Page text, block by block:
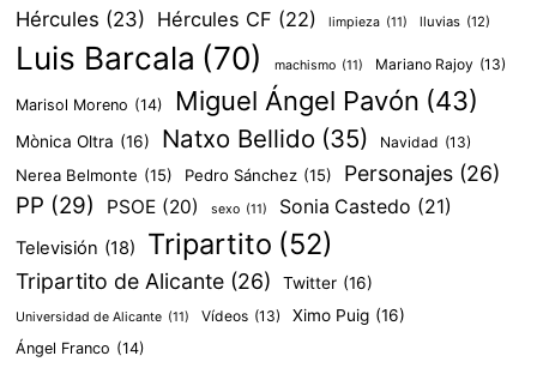
Hércules (23) Hércules CF (22) limpieza (11) lluvias (12)
Luis Barcala (70) machismo (11) Mariano Rajoy (13)
Marisol Moreno (14) Miguel Ángel Pavón (43)
Mònica Oltra (16) Natxo Bellido (35) Navidad (13)
Nerea Belmonte (15) Pedro Sánchez (15) Personajes (26)
PP (29) PSOE (20) sexo (11) Sonia Castedo (21)
Televisión (18) Tripartito (52)
Tripartito de Alicante (26) Twitter (16)
Universidad de Alicante (11) Vídeos (13) Ximo Puig (16)
Ángel Franco (14)